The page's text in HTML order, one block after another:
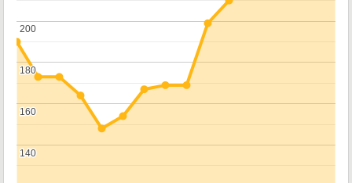
140
140
160
160
180
180
200
200